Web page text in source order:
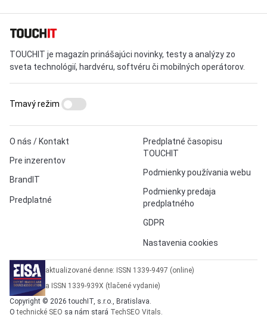
TOUCHIT je magazín prinášajúci novinky, testy a analýzy zo
sveta technológií, hardvéru, softvéru či mobilných operátorov.
O nás / Kontakt
Pre inzerentov
BrandIT
Predplatné
Predplatné časopisu
TOUCHIT
Podmienky používania webu
Podmienky predaja
predplatného
GDPR
Nastavenia cookies
Tmavý režim
aktualizované denne: ISSN 1339-9497 (online)
a ISSN 1339-939X (tlačené vydanie)
Copyright © 2026 touchIT, s.r.o., Bratislava.
Otechnické SEO sa nám stará TechSEO Vitals